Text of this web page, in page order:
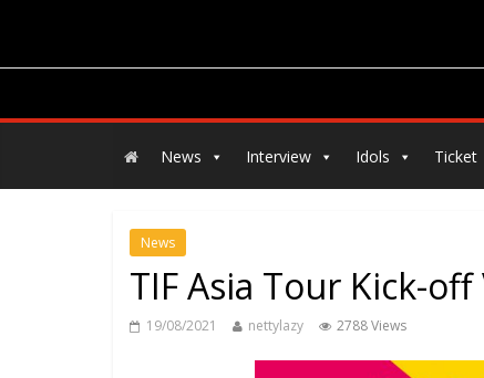
News Interview Idols Ticket
News
TIF Asia Tour Kick-
19/08/2021 nettylazy 2788 Views